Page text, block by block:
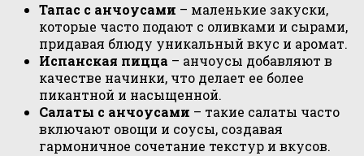
Тапас с анчоусами – маленькие закуски,
которые часто подают с оливками и сырами,
придавая блюду уникальный вкус и аромат.
Испанская пицца – анчоусы добавляют в
качестве начинки, что делает ее более
пикантной и насыщенной.
Салаты с анчоусами – такие салаты часто
включают овощи и соусы, создавая
гармоничное сочетание текстур и вкусов.